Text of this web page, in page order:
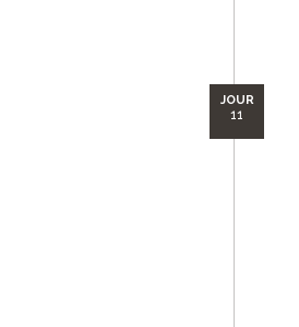
JOUR
11